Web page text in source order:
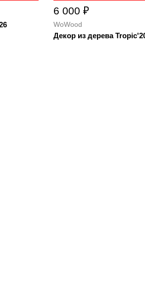
6 000 ₽
WoWood
Декор из дерева